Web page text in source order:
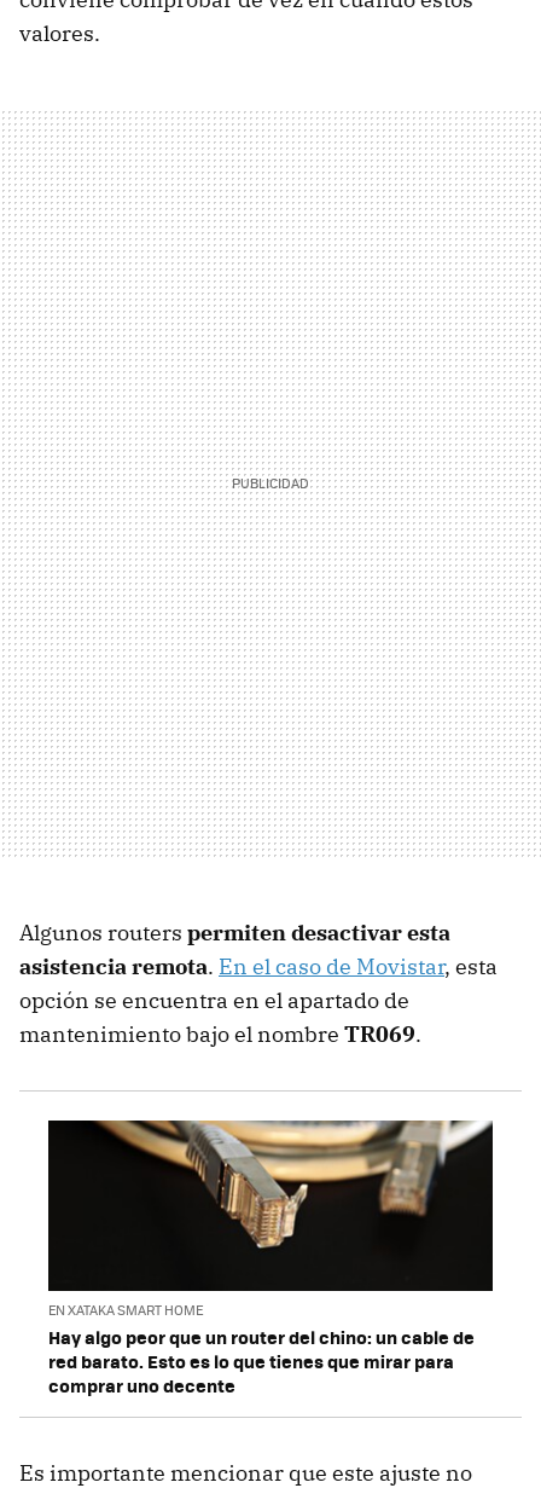
valores.
Algunos routers permiten desactivar esta
asistencia remota. En el caso de Movistar, esta
opción se encuentra en el apartado de
mantenimiento bajo el nombre TR069.
EN XATAKA SMART HOME
Hay algo peor que un router del chino: un cable de
red barato. Esto es lo que tienes que mirar para
comprar uno decente
Es importante mencionar que este ajuste no